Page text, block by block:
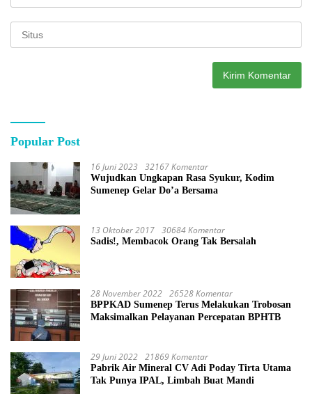
Popular Post
16 Juni 2023 32167 Komentar
Wujudkan Ungkapan Rasa Syukur, Kodim
Sumenep Gelar Do’a Bersama
13 Oktober 2017 30684 Komentar
Sadis!, Membacok Orang Tak Bersalah
28 November 2022 26528 Komentar
BPPKAD Sumenep Terus Melakukan Trobosan
Maksimalkan Pelayanan Percepatan BPHTB
29 Juni 2022 21869 Komentar
Pabrik Air Mineral CV Adi Poday Tirta Utama
Tak Punya IPAL, Limbah Buat Mandi